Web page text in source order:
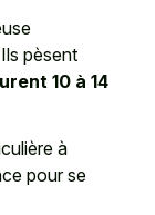
pèsent
10 à 14
à
pour se